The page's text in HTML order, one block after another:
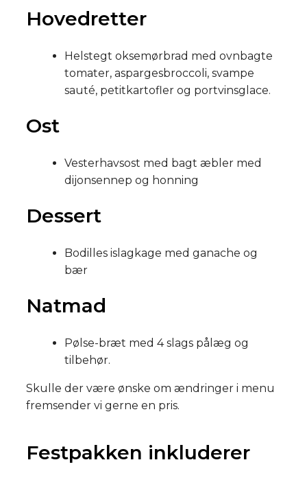
Festpakken inkluderer
​Hovedretter
​Helstegt oksemørbrad med ovnbagte
tomater, aspargesbroccoli, svampe
sauté, petitkartofler og portvinsglace.​
Ost
Vesterhavsost med bagt æbler med
dijonsennep og honning
Dessert
Bodilles islagkage med ganache og
bær
​​Natmad
Pølse-bræt med 4 slags pålæg og
tilbehør.
Skulle der være ønske om ændringer i menu
fremsender vi gerne en pris.